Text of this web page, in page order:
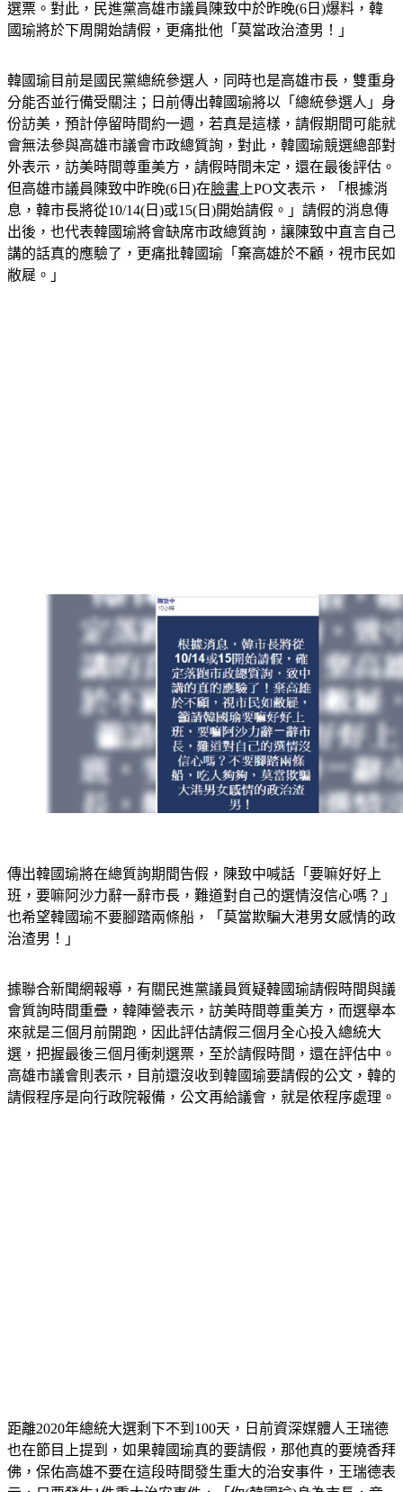
選票。對此，民進黨高雄市議員陳致中於昨晚(6日)爆料，韓
國瑜將於下周開始請假，更痛批他「莫當政治渣男！」
韓國瑜目前是國民黨總統參選人，同時也是高雄市長，雙重身
分能否並行備受關注；日前傳出韓國瑜將以「總統參選人」身
份訪美，預計停留時間約一週，若真是這樣，請假期間可能就
會無法參與高雄市議會市政總質詢，對此，韓國瑜競選總部對
外表示，訪美時間尊重美方，請假時間未定，還在最後評估。
但高雄市議員陳致中昨晚(6日)在臉書 上PO文表示，「根據消
息，韓市長將從10/14(日)或15(日)開始請假。」請假的消息傳
出後，也代表韓國瑜將會缺席市政總質詢，讓陳致中直言自己
講的話真的應驗了，更痛批韓國瑜「棄高雄於不顧，視市民如
敝屣。」
傳出韓國瑜將在總質詢期間告假，陳致中喊話「要嘛好好上
班，要嘛阿沙力辭一辭市長，難道對自己的選情沒信心嗎？」
也希望韓國瑜不要腳踏兩條船，「莫當欺騙大港男女感情的政
治渣男！」
據聯合新聞網報導，有關民進黨議員質疑韓國瑜請假時間與議
會質詢時間重疊，韓陣營表示，訪美時間尊重美方，而選舉本
來就是三個月前開跑，因此評估請假三個月全心投入總統大
選，把握最後三個月衝刺選票，至於請假時間，還在評估中。
高雄市議會則表示，目前還沒收到韓國瑜要請假的公文，韓的
請假程序是向行政院報備，公文再給議會，就是依程序處理。
距離2020年總統大選剩下不到100天，日前資深媒體人王瑞德
也在節目上提到，如果韓國瑜真的要請假，那他真的要燒香拜
佛，保佑高雄不要在這段時間發生重大的治安事件，王瑞德表